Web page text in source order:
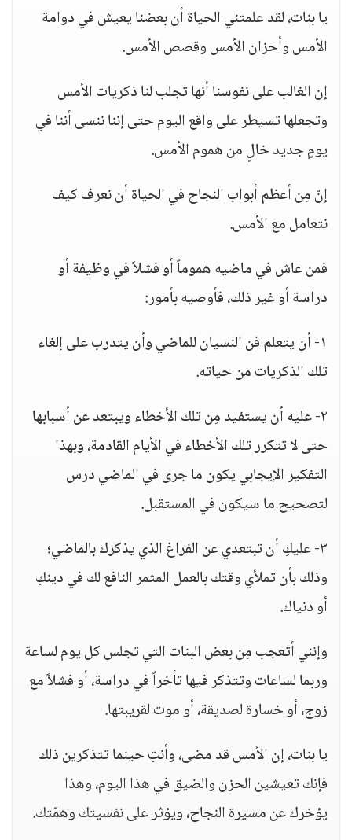
يا بنات، لقد علمتني الحياة أن بعضنا يعيش في دوامة
الأمس وأحزان الأمس وقصص الأمس.
إن الغالب على نفوسنا أنها تجلب لنا ذكريات الأمس
وتجعلها تسيطر على واقع اليوم حتى إننا ننسى أننا في
يومٍ جديد خالٍ من هموم الأمس.
إنّ مِن أعظم أبواب النجاح في الحياة أن نعرف كيف
نتعامل مع الأمس.
فمن عاش في ماضيه هموماً أو فشلاً في وظيفة أو
دراسة أو غير ذلك، فأوصيه بأمور:
١- أن يتعلم فن النسيان للماضي وأن يتدرب على إلغاء
تلك الذكريات من حياته.
٢- عليه أن يستفيد مِن تلك الأخطاء ويبتعد عن أسبابها
حتى لا تتكرر تلك الأخطاء في الأيام القادمة، وبهذا
التفكير الإيجابي يكون ما جرى في الماضي درس
لتصحيح ما سيكون في المستقبل.
٣- عليكِ أن تبتعدي عن الفراغ الذي يذكرك بالماضي؛
وذلك بأن تملأي وقتك بالعمل المثمر النافع لك في دينكِ
أو دنياك.
وإنني أتعجب مِن بعض البنات التي تجلس كل يوم لساعة
وربما لساعات وتتذكر فيها تأخراً في دراسة، أو فشلاً مع
زوج، أو خسارة لصديقة، أو موت لقريبتها.
يا بنات، إن الأمس قد مضى، وأنتِ حينما تتذكرين ذلك
فإنك تعيشين الحزن والضيق في هذا اليوم، وهذا
يؤخرك عن مسيرة النجاح، ويؤثر على نفسيتك وهمّتك.